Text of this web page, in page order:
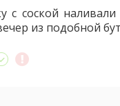
соской наливали
из подобной